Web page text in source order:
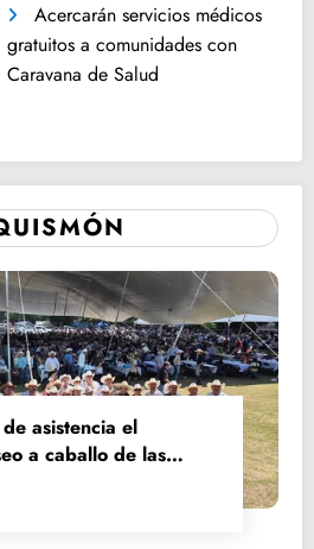
Acercarán servicios médicos
gratuitos a comunidades con
Caravana de Salud
asistencia el
a caballo de las
y Santa Ana